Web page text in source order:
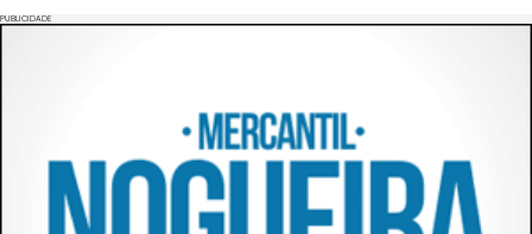
PUBLICIDADE